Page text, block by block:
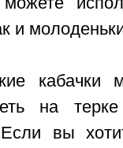
и
кабачки
на
вы